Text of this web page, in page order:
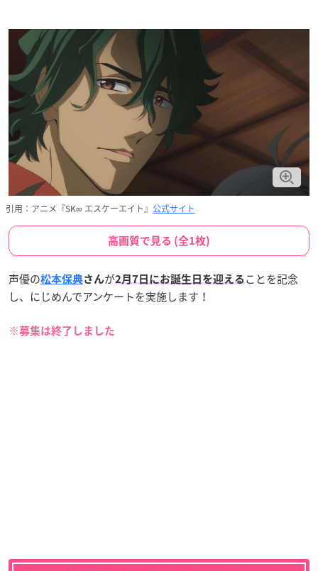
引用：アニメ『SK∞ エスケーエイト』 公式サイト
高画質で見る (全1枚)
声優の松本保典さんが2月7日にお誕生日を迎える ことを記念
し、にじめんでアンケートを実施します！
※募集は終了しました